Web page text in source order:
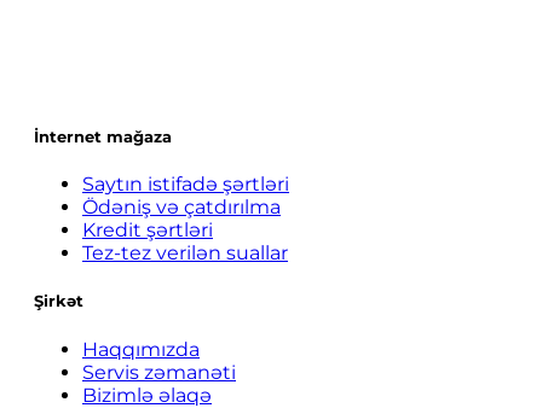
İnternet mağaza
Saytın istifadə şərtləri
Ödəniş və çatdırılma
Kredit şərtləri
Tez-tez verilən suallar
Şirkət
Haqqımızda
Servis zəmanəti
Bizimlə əlaqə